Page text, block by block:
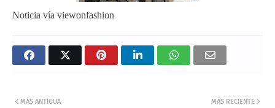
Noticia vía viewonfashion
MÁS RECIENTE
MÁS ANTIGUA